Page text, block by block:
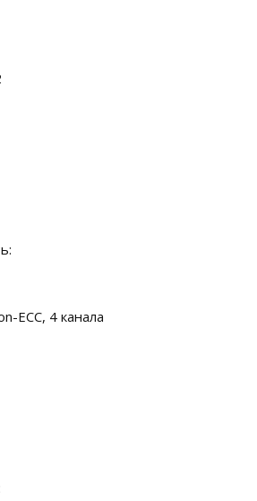
ECC, 4 канала